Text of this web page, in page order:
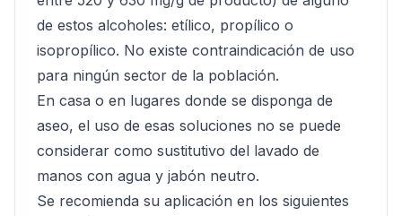
de estos alcoholes: etílico, propílico o
isopropílico. No existe contraindicación de uso
para ningún sector de la población.
En casa o en lugares donde se disponga de
aseo, el uso de esas soluciones no se puede
considerar como sustitutivo del lavado de
manos con agua y jabón neutro.
Se recomienda su aplicación en los siguientes